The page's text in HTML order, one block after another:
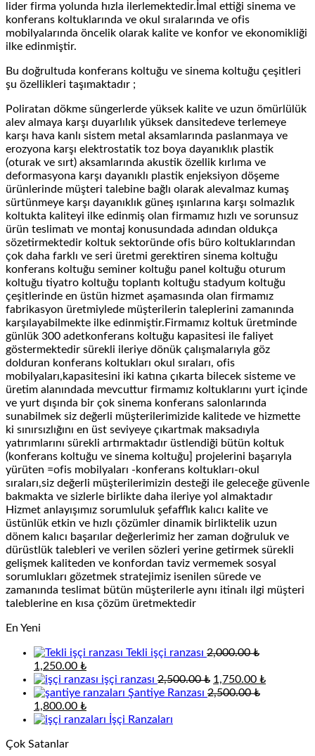
lider firma yolunda hızla ilerlemektedir.İmal ettiği sinema ve
konferans koltuklarında ve okul sıralarında ve ofis
mobilyalarında öncelik olarak kalite ve konfor ve ekonomikliği
ilke edinmiştir.
Bu doğrultuda konferans koltuğu ve sinema koltuğu çeşitleri
şu özellikleri taşımaktadır ;
Poliratan dökme süngerlerde yüksek kalite ve uzun ömürlülük
alev almaya karşı duyarlılık yüksek dansitedeve terlemeye
karşı hava kanlı sistem metal aksamlarında paslanmaya ve
erozyona karşı elektrostatik toz boya dayanıklık plastik
(oturak ve sırt) aksamlarında akustik özellik kırlıma ve
deformasyona karşı dayanıklı plastik enjeksiyon döşeme
ürünlerinde müşteri talebine bağlı olarak alevalmaz kumaş
sürtünmeye karşı dayanıklık güneş ışınlarına karşı solmazlık
koltukta kaliteyi ilke edinmiş olan firmamız hızlı ve sorunsuz
ürün teslimatı ve montaj konusundada adından oldukça
sözetirmektedir koltuk sektoründe ofis büro koltuklarından
çok daha farklı ve seri üretmi gerektiren sinema koltuğu
konferans koltuğu seminer koltuğu panel koltuğu oturum
koltuğu tiyatro koltuğu toplantı koltuğu stadyum koltuğu
çeşitlerinde en üstün hizmet aşamasında olan firmamız
fabrikasyon üretmiylede müşterilerin taleplerini zamanında
karşılayabilmekte ilke edinmiştir.Firmamız koltuk üretminde
günlük 300 adetkonferans koltuğu kapasitesi ile faliyet
göstermektedir sürekli ileriye dönük çalışmalarıyla göz
dolduran konferans koltukları okul sıraları, ofis
mobilyaları,kapasitesini iki katına çıkarta bilecek sisteme ve
üretim alanındada mevcuttur firmamız koltuklarını yurt içinde
ve yurt dışında bir çok sinema konferans salonlarında
sunabilmek siz değerli müşterilerimizide kalitede ve hizmette
ki sınırsızlığını en üst seviyeye çıkartmak maksadıyla
yatırımlarını sürekli artırmaktadır üstlendiği bütün koltuk
(konferans koltuğu ve sinema koltuğu] projelerini başarıyla
yürüten =ofis mobilyaları -konferans koltukları-okul
sıraları,siz değerli müşterilerimizin desteği ile geleceğe güvenle
bakmakta ve sizlerle birlikte daha ileriye yol almaktadır
Hizmet anlayışımız sorumluluk şefafflık kalıcı kalite ve
üstünlük etkin ve hızlı çözümler dinamik birliktelik uzun
dönem kalıcı başarılar değerlerimiz her zaman doğruluk ve
dürüstlük talebleri ve verilen sözleri yerine getirmek sürekli
gelişmek kaliteden ve konfordan taviz vermemek sosyal
sorumlukları gözetmek stratejimiz isenilen sürede ve
zamanında teslimat bütün müşterilerle aynı itinalı ilgi müşteri
taleblerine en kısa çözüm üretmektedir
En Yeni
Tekli işçi ranzası 2,000.00₺
Orijinal
fiyat:
2,000.00 ₺.
1,250.00 ₺Şu
andaki
fiyat:
1,250.00 ₺.
işçi ranzası 2,500.00₺ Orijinal
fiyat:
1,750.00 ₺Şu
Şantiye Ranzası 2,500.00₺
Orijinal
fiyat:
1,800.00 ₺Şu
andakiİşçi Ranzaları
Çok Satanlar